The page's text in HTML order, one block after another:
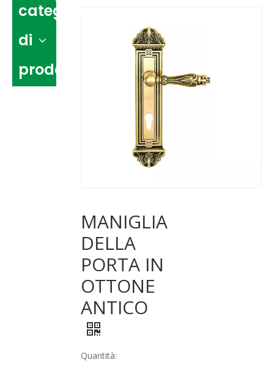
categoria
di
prodotto
MANIGLIA
DELLA
PORTA IN
OTTONE
ANTICO
Quantità: